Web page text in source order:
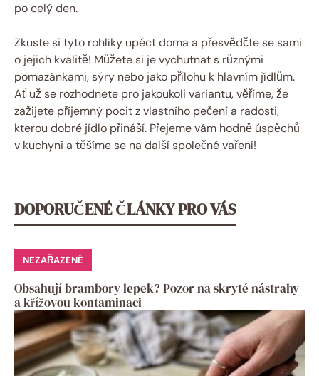
po celý den.
Zkuste si tyto rohlíky upéct doma a přesvědčte se sami
o jejich kvalitě! Můžete si je vychutnat s různými
pomazánkami, sýry nebo jako přílohu k hlavním jídlům.
Ať už se rozhodnete pro jakoukoli variantu, věříme, že
zažijete příjemný pocit z vlastního pečení a radosti,
kterou dobré jídlo přináší. Přejeme vám hodně úspěchů
v kuchyni a těšíme se na další společné vaření!
DOPORUČENÉ ČLÁNKY PRO VÁS
NEZAŘAZENÉ
Obsahují brambory lepek? Pozor na skryté nástrahy
a křížovou kontaminaci